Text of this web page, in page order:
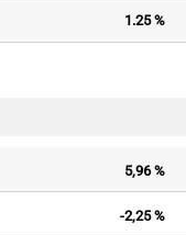
1.25 %
5,96 %
-2,25 %